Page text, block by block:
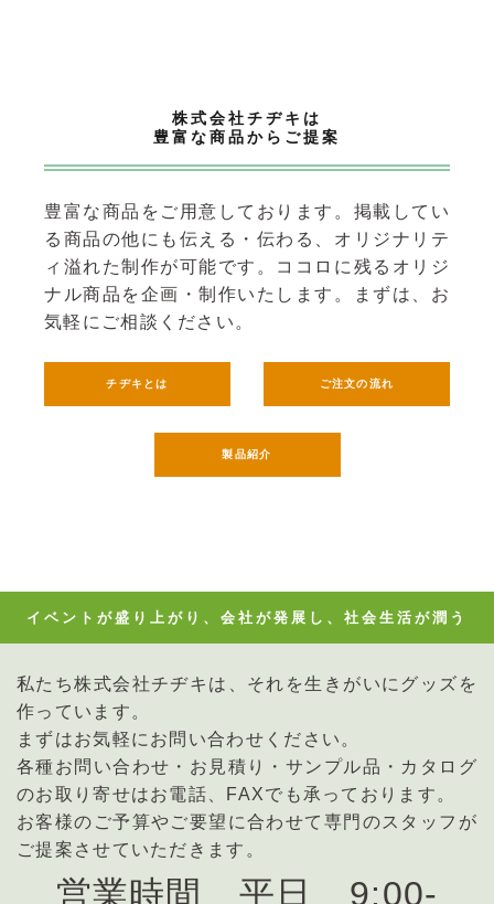
株式会社チヂキは
豊富な商品からご提案
豊富な商品をご用意しております。掲載してい
る商品の他にも伝える・伝わる、オリジナリテ
ィ溢れた制作が可能です。 ココロに残るオリジ
ナル商品を企画・制作いたします。まずは、お
気軽にご相談ください。
チヂキとは ご注文の流れ
製品紹介
イベントが盛り上がり、会社が発展し、社会生活が潤う
私たち株式会社チヂキは、それを生きがいにグッズを
作っています。
まずはお気軽にお問い合わせください。
各種お問い合わせ・お見積り・サンプル品・カタログ
のお取り寄せはお電話、FAXでも承っております。
お客様のご予算やご要望に合わせて専門のスタッフが
ご提案させていただきます。
営業時間 平日 9:00-